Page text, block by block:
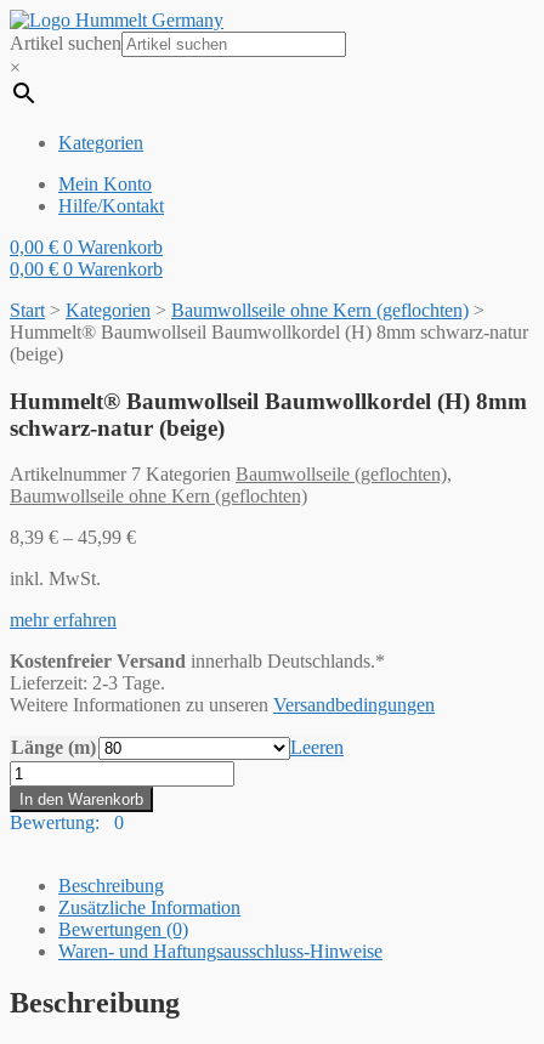
Artikel suchen
×
Kategorien
Mein Konto
Hilfe/Kontakt
0,00 € 0 Warenkorb
0,00 € 0 Warenkorb
Start > Kategorien > Baumwollseile ohne Kern (geflochten) >
Hummelt® Baumwollseil Baumwollkordel (H) 8mm schwarz-natur
(beige)
Hummelt® Baumwollseil Baumwollkordel (H) 8mm
schwarz-natur (beige)
Artikelnummer 7 Kategorien Baumwollseile (geflochten),
Baumwollseile ohne Kern (geflochten)
8,39 € – 45,99 €
inkl. MwSt.
mehr erfahren
Kostenfreier Versand innerhalb Deutschlands.*
Lieferzeit: 2-3 Tage.
Weitere Informationen zu unseren Versandbedingungen
Länge (m)
Leeren
Hummelt®
Baumwollseil
Baumwollkordel
(H)
schwarz-
natur
(beige)
Menge
In den Warenkorb
Bewertung: 0
Beschreibung
Zusätzliche Information
Bewertungen (0)
Waren- und Haftungsausschluss-Hinweise
Beschreibung